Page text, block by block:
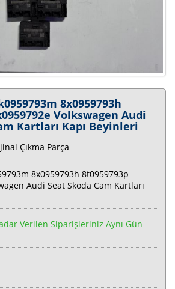
8x0959793h
Volkswagen Audi
Kartları Kapı Beyinleri
Çıkma Parça
8x0959793h 8t0959793p
Audi Seat Skoda Cam Kartları
Verilen Siparişleriniz Aynı Gün